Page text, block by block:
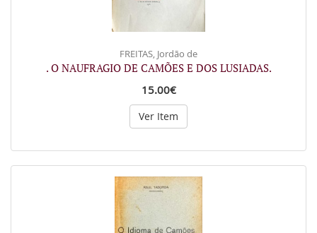
FREITAS, Jordão de
. O NAUFRAGIO DE CAMÕES E DOS LUSIADAS.
15.00€
Ver Item